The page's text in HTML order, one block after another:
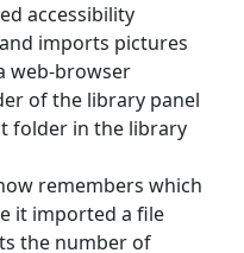
accessibility
imports pictures
web-browser
of the library panel
folder in the library
remembers which
it imported a file
the number of